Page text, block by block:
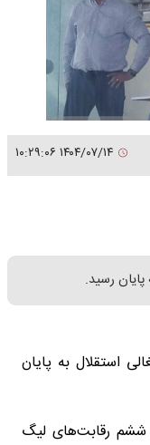
رسید.
استقلال به پایان
ششم رقابت‌های لیگ